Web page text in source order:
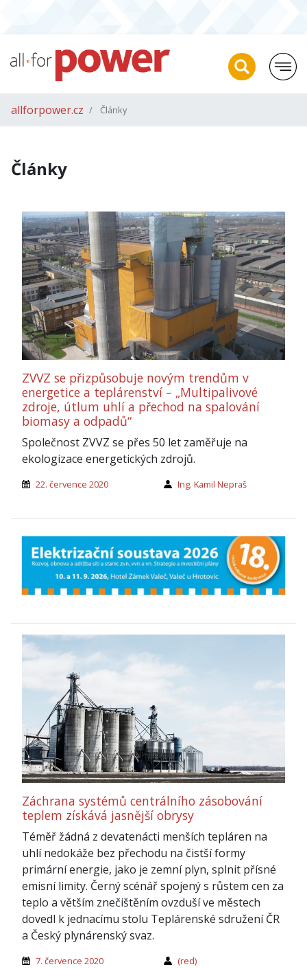
allforpower.cz Články
Články
ZVVZ se přizpůsobuje novým trendům v
energetice a teplárenství – „Multipalivové
zdroje, útlum uhlí a přechod na spalování
biomasy a odpadů“
Společnost ZVVZ se přes 50 let zaměřuje na
ekologizace energetických zdrojů.
22. července 2020 Ing. Kamil Nepraš
Záchrana systémů centrálního zásobování
teplem získává jasnější obrysy
Téměř žádná z devatenácti menších tepláren na
uhlí nedokáže bez přechodu na čistší formy
primární energie, jako je zemní plyn, splnit přísné
emisní limity. Černý scénář spojený s růstem cen za
teplo a větším znečištěním ovzduší ve městech
dovedl k jednacímu stolu Teplárenské sdružení ČR
a Český plynárenský svaz.
7. července 2020 (red)